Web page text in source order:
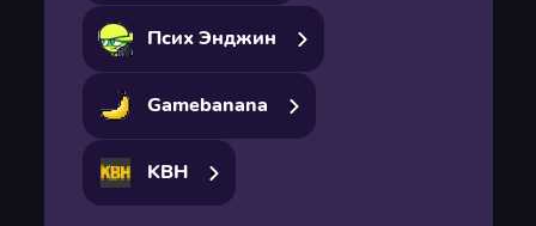
Псих Энджин
Gamebanana
KBH